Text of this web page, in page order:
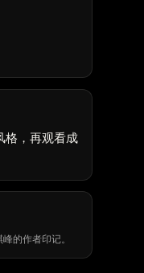
格，再观看成
的作者印记。